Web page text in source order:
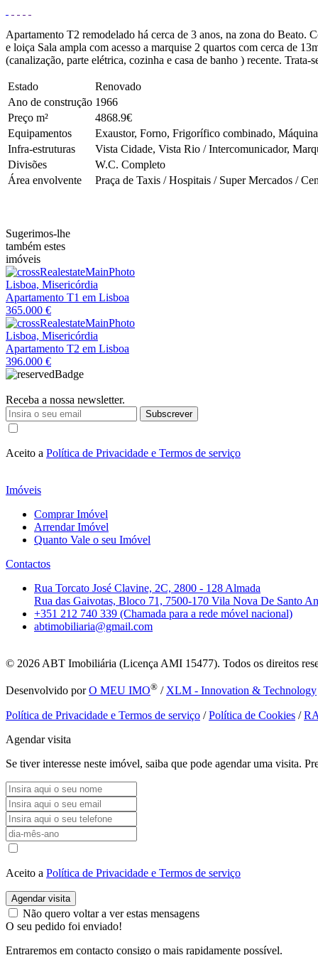
Apartamento T2 remodelado há cerca de 3 anos, na zona do Beato.
e loiça Sala ampla com acesso a marquise 2 quartos com cerca de
(canalização, parte elétrica, cozinha e casa de banho ) recente.
Estado
Renovado
Ano de construção 1966
Preço m²
4868.9€
Equipamentos
Exaustor, Forno, Frigorífico combinado,
Infra-estruturas
Vista Cidade, Vista Rio / Intercomunicador,
Divisões
W.C. Completo
Área envolvente
Praça de Taxis / Hospitais / Super Mercados /
Sugerimos-lhe
também estes
imóveis
Lisboa, Misericórdia
Apartamento T1 em Lisboa
365.000 €
Lisboa, Misericórdia
Apartamento T2 em Lisboa
396.000 €
Receba a nossa newsletter.
Subscrever
Aceito a Política de Privacidade e Termos de serviço
Imóveis
Comprar Imóvel
Arrendar Imóvel
Quanto Vale o seu Imóvel
Contactos
Rua Torcato José Clavine, 2C, 2800 - 128 Almada
Rua das Gaivotas, Bloco 71, 7500-170 Vila Nova De Santo
+351 212 740 339 (Chamada para a rede móvel nacional)
abtimobiliaria@gmail.com
© 2026 ABT Imobiliária (Licença AMI 15477). Todos os direitos
Desenvolvido porO MEU IMO® /XLM - Innovation & Technology
Política de Privacidade e Termos de serviço /Política de Cookies /
Agendar visita
Se tiver interesse neste imóvel, saiba que pode agendar uma visita.
Aceito a Política de Privacidade e Termos de serviço
Agendar visita
Não quero voltar a ver estas mensagens
O seu pedido foi enviado!
Entraremos em contacto consigo o mais rapidamente possível.